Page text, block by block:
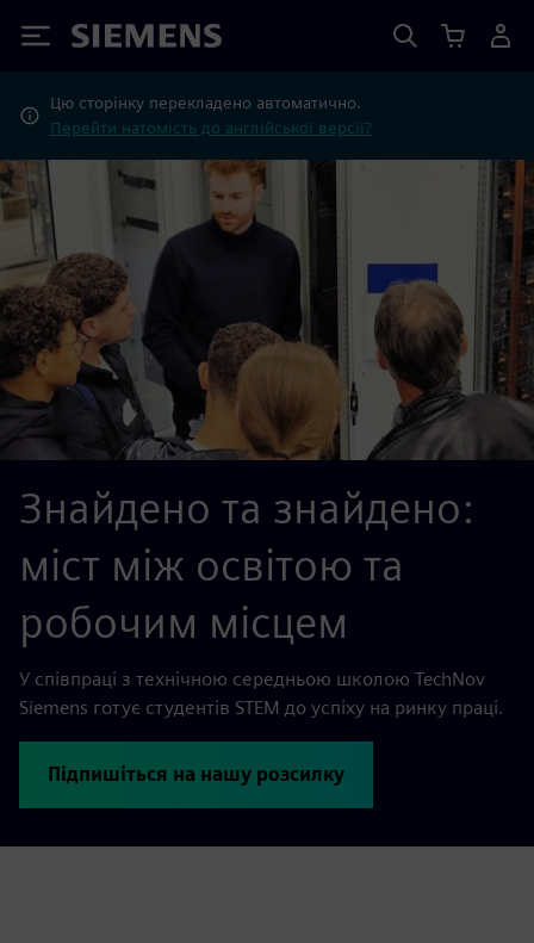
Siemens
Цю сторінку перекладено автоматично.
Перейти натомість до англійської версії?
Знайдено та знайдено:
міст між освітою та
робочим місцем
У співпраці з технічною середньою школою TechNov
Siemens готує студентів STEM до успіху на ринку праці.
Підпишіться на нашу розсилку